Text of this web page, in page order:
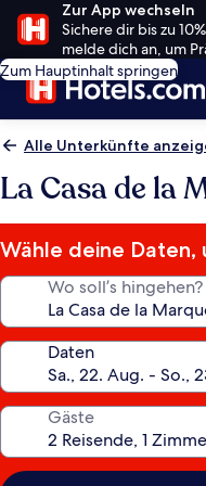
Zur App wechseln
Sichere dir bis zu
melde dich an, um
Zum Hauptinhalt springen
Alle Unterkünfte
La Casa de la
Wähle deine Daten,
Wo soll’s hingehen?
Daten
Gäste